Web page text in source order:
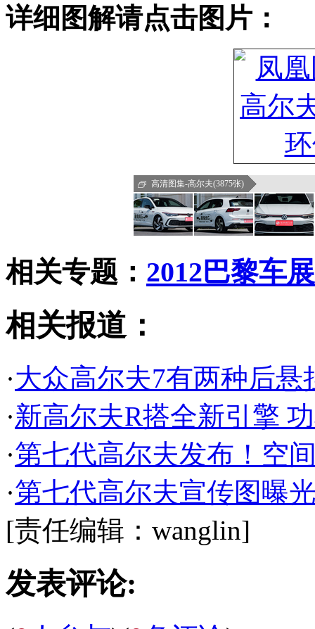
详细图解请点击图片：
高清图集-高尔夫(3875张)
相关专题： 2012巴黎车展
相关报道：
·大众高尔夫7有两种后悬
·新高尔夫R搭全新引擎
·第七代高尔夫发布！空
·第七代高尔夫宣传图曝
[责任编辑：wanglin]
发表评论: